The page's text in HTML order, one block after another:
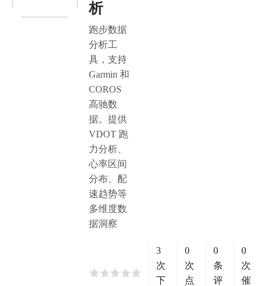
析
跑步数据
分析工
具，支持
Garmin 和
COROS
高驰数
据。提供
VDOT 跑
力分析、
心率区间
分布、配
速趋势等
多维度数
据洞察
3
次
下
0
次
点
0
条
评
0
次
催